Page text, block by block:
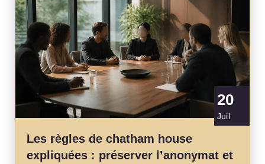
20
Juil
Les règles de chatham house
expliquées : préserver l’anonymat et